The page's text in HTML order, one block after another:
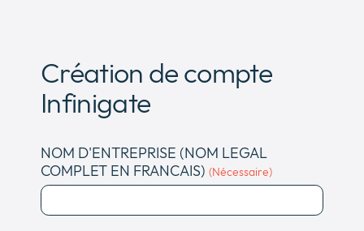
Création de compte
Infinigate
NOM D'ENTREPRISE (NOM LEGAL
COMPLET EN FRANCAIS) (Nécessaire)